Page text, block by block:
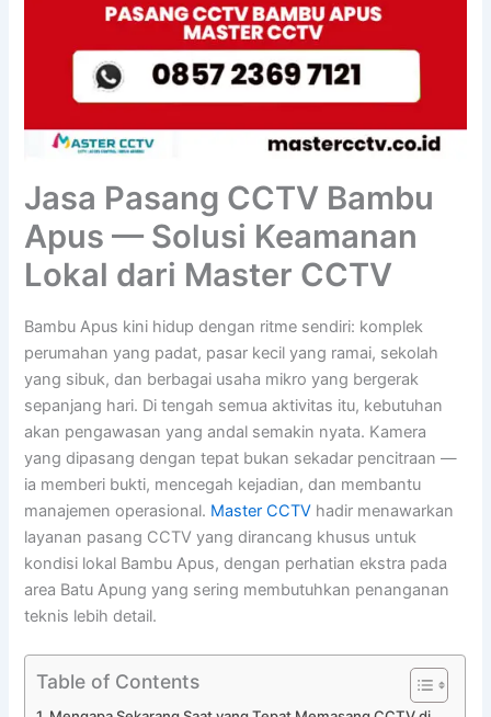
Jasa Pasang CCTV Bambu
Apus — Solusi Keamanan
Lokal dari Master CCTV
Bambu Apus kini hidup dengan ritme sendiri: komplek
perumahan yang padat, pasar kecil yang ramai, sekolah
yang sibuk, dan berbagai usaha mikro yang bergerak
sepanjang hari. Di tengah semua aktivitas itu, kebutuhan
akan pengawasan yang andal semakin nyata. Kamera
yang dipasang dengan tepat bukan sekadar pencitraan —
ia memberi bukti, mencegah kejadian, dan membantu
manajemen operasional. Master CCTV hadir menawarkan
layanan pasang CCTV yang dirancang khusus untuk
kondisi lokal Bambu Apus, dengan perhatian ekstra pada
area Batu Apung yang sering membutuhkan penanganan
teknis lebih detail.
Table of Contents